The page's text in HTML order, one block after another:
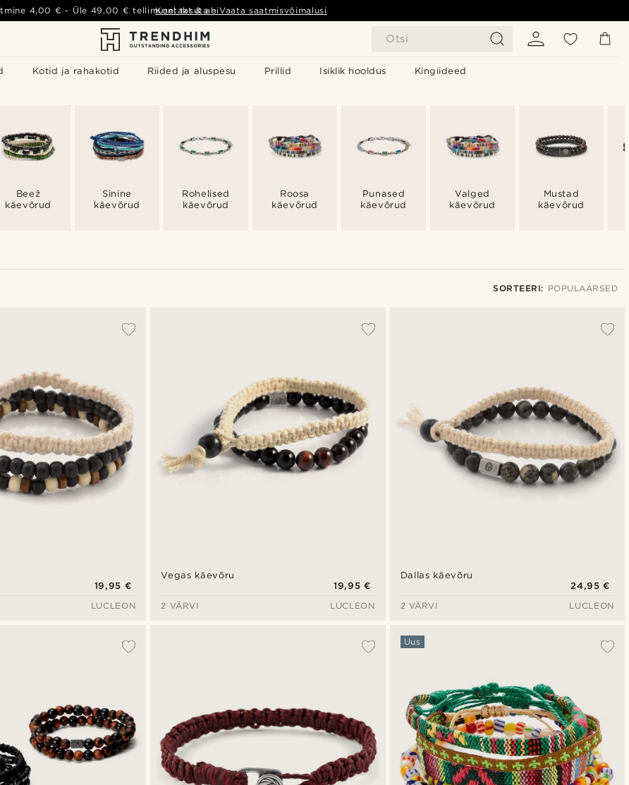
Otsi
Kotid ja rahakotid Riided ja aluspesu Prillid Isiklik hooldus Kingiideed
4,00 € - Üle 49,00 € tellimusel tasuta- Vaata saatmisvõimalusi
Kontakt & abi
Beež
käevõrud
Sinine
käevõrud
Rohelised
käevõrud
Roosa
käevõrud
Punased
käevõrud
Valged
käevõrud
Mustad
käevõrud
SORTEERI: POPULAARSED
19,95 €
LUCLEON
Vegas käevõru
19,95 €
2 VÄRVI
LUCLEON
Dallas käevõru
24,95 €
2 VÄRVI
LUCLEON
Uus